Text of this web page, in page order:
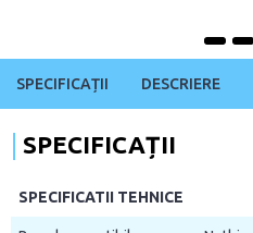
SPECIFICAȚII DESCRIERE
SPECIFICAȚII
SPECIFICATII TEHNICE